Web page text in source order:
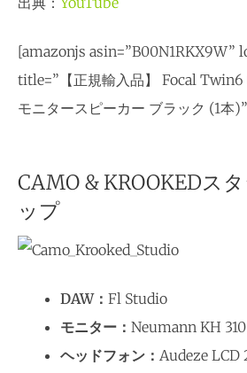
[amazonjs asin=”B00N1RKX9W”
title=”【正規輸入品】 Focal Twin6
モニタースピーカー ブラック (1本
CAMO & KROOKEDス
ップ
DAW： Fl Studio
モニター： Neumann KH 310
ヘッドフォン： Audeze LCD